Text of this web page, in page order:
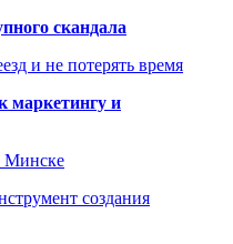
скандала
и не потерять время
маркетингу и
Минске
создания